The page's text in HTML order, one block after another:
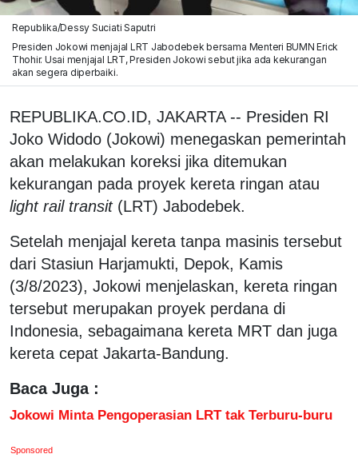
Republika/Dessy Suciati Saputri
Presiden Jokowi menjajal LRT Jabodebek bersama Menteri BUMN Erick
Thohir. Usai menjajal LRT, Presiden Jokowi sebut jika ada kekurangan
akan segera diperbaiki.
REPUBLIKA.CO.ID, JAKARTA -- Presiden RI
Joko Widodo (Jokowi) menegaskan pemerintah
akan melakukan koreksi jika ditemukan
kekurangan pada proyek kereta ringan atau
light rail transit(LRT) Jabodebek.
Setelah menjajal kereta tanpa masinis tersebut
dari Stasiun Harjamukti, Depok, Kamis
(3/8/2023), Jokowi menjelaskan, kereta ringan
tersebut merupakan proyek perdana di
Indonesia, sebagaimana kereta MRT dan juga
kereta cepat Jakarta-Bandung.
Baca Juga :
Jokowi Minta Pengoperasian LRT tak Terburu-buru
Sponsored